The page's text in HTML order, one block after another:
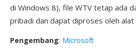
di Windows 8), file WTV tetap ada
pribadi dan dapat diproses oleh alat
Pengembang: Microsoft